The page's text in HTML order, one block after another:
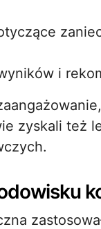
i
zyskali też